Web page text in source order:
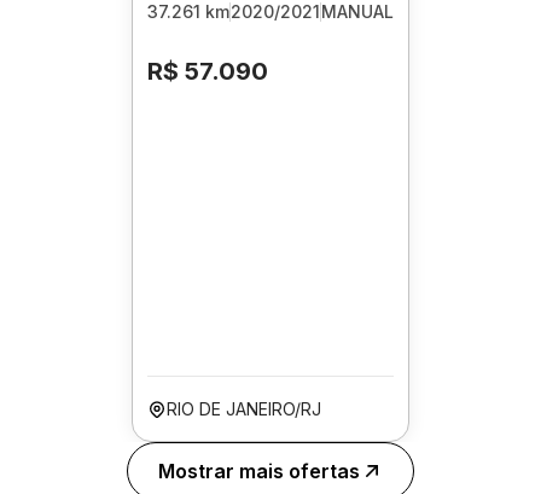
37.261 km2020/2021MANUAL
R$ 57.090
RIO DE JANEIRO/RJ
Mostrar mais ofertas